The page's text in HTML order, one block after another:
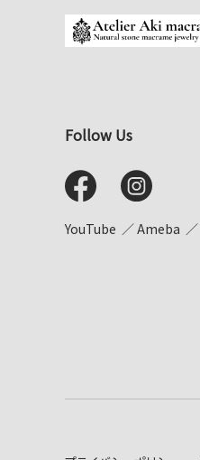
Follow Us
YouTube Ameba